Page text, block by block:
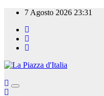
Salta
contenuto
7 Agosto 2026 23:31
La Piazza d'Italia